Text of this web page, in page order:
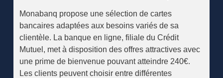
Monabanq propose une sélection de cartes
bancaires adaptées aux besoins variés de sa
clientèle. La banque en ligne, filiale du Crédit
Mutuel, met à disposition des offres attractives avec
une prime de bienvenue pouvant atteindre 240€.
Les clients peuvent choisir entre différentes